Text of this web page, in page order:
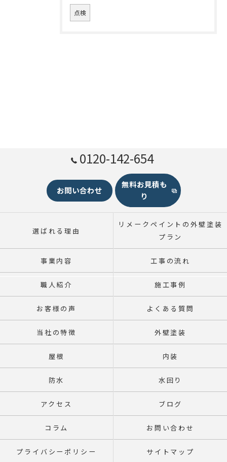
点検
0120-142-654
お問い合わせ
無料お見積も
り
選ばれる理由
リメークペイントの外壁塗装
プラン
事業内容 工事の流れ
職人紹介 施工事例
お客様の声 よくある質問
当社の特徴 外壁塗装
屋根 内装
防水 水回り
アクセス ブログ
コラム お問い合わせ
プライバシーポリシー サイトマップ